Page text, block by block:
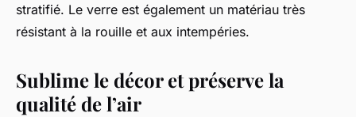
stratifié. Le verre est également un matériau très
résistant à la rouille et aux intempéries.
Sublime le décor et préserve la
qualité de l’air